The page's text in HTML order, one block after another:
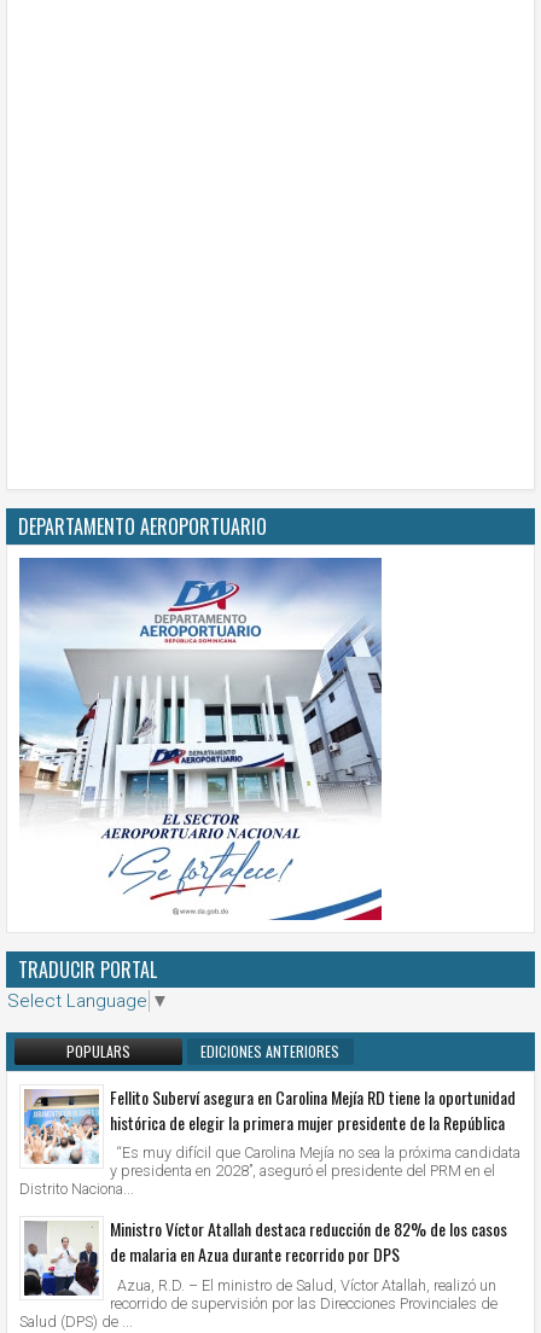
DEPARTAMENTO AEROPORTUARIO
TRADUCIR PORTAL
Select Language ▼
POPULARS EDICIONES ANTERIORES
Fellito Suberví asegura en Carolina Mejía RD tiene la oportunidad
histórica de elegir la primera mujer presidente de la República
“Es muy difícil que Carolina Mejía no sea la próxima candidata
y presidenta en 2028”, aseguró el presidente del PRM en el
Distrito Naciona...
Ministro Víctor Atallah destaca reducción de 82% de los casos
de malaria en Azua durante recorrido por DPS
Azua, R.D. – El ministro de Salud, Víctor Atallah, realizó un
recorrido de supervisión por las Direcciones Provinciales de
Salud (DPS) de ...